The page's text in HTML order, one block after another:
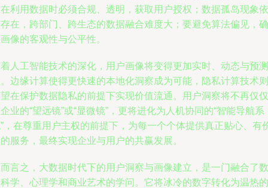
利用数据时必须合规、透明，获取用户授权；数据孤岛现象依
在，跨部门、跨生态的数据融合难度大；要避免算法偏见，确
像的客观性与公平性。
人工智能技术的深化，用户画像将变得更加实时、动态与预测
边缘计算使得更快速的本地化洞察成为可能，隐私计算技术则
在保护数据隐私的前提下实现价值流通。用户洞察将不再仅仅
业的“望远镜”或“显微镜”，更将进化为人机协同的“智能导航系
，在尊重用户主权的前提下，为每一个个体提供真正贴心、有
服务，最终实现企业与用户的共赢发展。
言之，大数据时代下的用户洞察与画像建立，是一门融合了数
学、心理学和商业艺术的学问。它将冰冷的数字转化为温热的